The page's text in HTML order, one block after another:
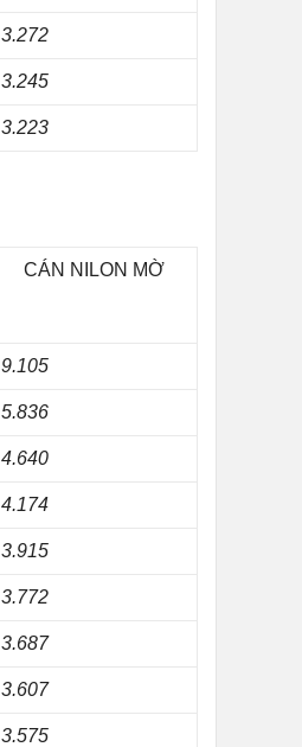
3.272
3.245
3.223
CÁN NILON MỜ
9.105
5.836
4.640
4.174
3.915
3.772
3.687
3.607
3.575